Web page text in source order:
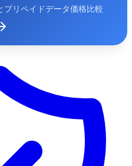
プリペイドデータ価格比較